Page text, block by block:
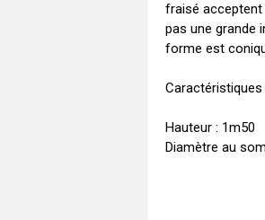
fraisé acceptent
pas une grande
forme est
Hauteur : 1m50
Diamètre au